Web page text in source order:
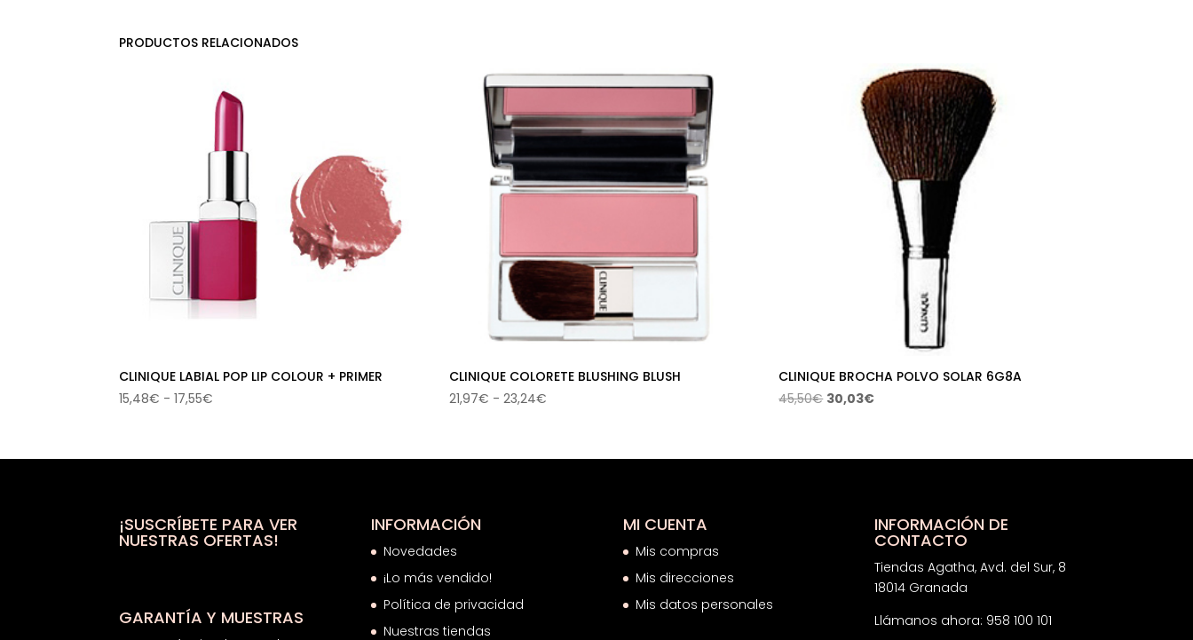
PRODUCTOS RELACIONADOS
CLINIQUE LABIAL POP LIP COLOUR + PRIMER
15,48€ - 17,55€
desde
17,55€
CLINIQUE COLORETE BLUSHING BLUSH
21,97€ - 23,24€Rango
desde
CLINIQUE BROCHA POLVO SOLAR 6G8A
45,50€ El
era:
30,03€El
es:
¡SUSCRÍBETE PARA VER
NUESTRAS OFERTAS!
GARANTÍA Y MUESTRAS
INFORMACIÓN
Novedades
¡Lo más vendido!
Política de privacidad
Nuestras tiendas
MI CUENTA
Mis compras
Mis direcciones
Mis datos personales
INFORMACIÓN DE
CONTACTO
Tiendas Agatha, Avd. del Sur, 8
18014 Granada
Llámanos ahora: 958 100 101